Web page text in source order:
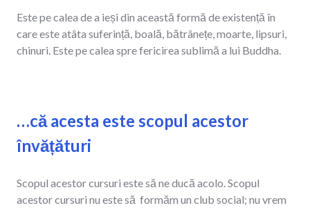
Este pe calea de a ieși din această formă de existență în
care este atâta suferință, boală, bătrânețe, moarte, lipsuri,
chinuri. Este pe calea spre fericirea sublimă a lui Buddha.
…că acesta este scopul acestor
învățături
Scopul acestor cursuri este să ne ducă acolo. Scopul
acestor cursuri nu este să formăm un club social; nu vrem